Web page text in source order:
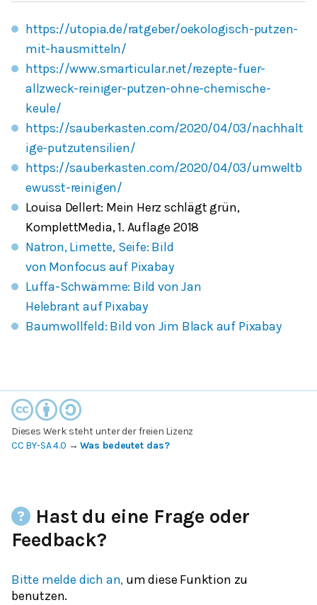
https://utopia.de/ratgeber/oekologisch-putzen-
mit-hausmitteln/
https://www.smarticular.net/rezepte-fuer-
allzweck-reiniger-putzen-ohne-chemische-
keule/
https://sauberkasten.com/2020/04/03/nachhalt
ige-putzutensilien/
https://sauberkasten.com/2020/04/03/umweltb
ewusst-reinigen/
Louisa Dellert: Mein Herz schlägt grün,
KomplettMedia, 1. Auflage 2018
Natron, Limette, Seife: Bild
von Monfocus auf Pixabay
Luffa-Schwämme: Bild von Jan
Helebrant auf Pixabay
Baumwollfeld: Bild von Jim Black auf Pixabay
Dieses Werk steht unter der freien Lizenz
CC BY-SA 4.0 →Was bedeutet das?
Hast du eine Frage oder
Feedback?
Bitte melde dich an, um diese Funktion zu
benutzen.